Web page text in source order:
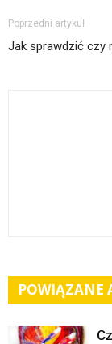
Poprzedni artykuł
Jak sprawdzić czy
POWIĄZANE